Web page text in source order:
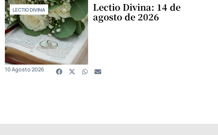
LECTIO DIVINA Lectio Divina: 14 de
agosto de 2026
10 Agosto 2026